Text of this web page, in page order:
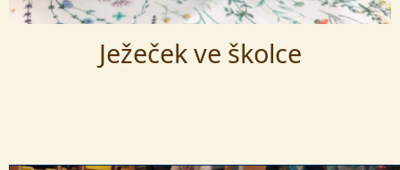
Ježeček ve školce